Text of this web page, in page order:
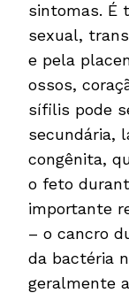
sintomas. É
sexual,
e pela
ossos,
sífilis pode
secundária,
congênita,
o feto
importante
– o cancro
da bactéria
geralmente